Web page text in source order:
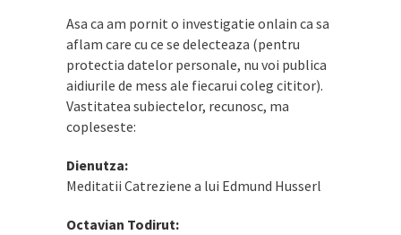
Asa ca am pornit o investigatie onlain ca sa
aflam care cu ce se delecteaza (pentru
protectia datelor personale, nu voi publica
aidiurile de mess ale fiecarui coleg cititor).
Vastitatea subiectelor, recunosc, ma
copleseste:
Dienutza:
Meditatii Catreziene a lui Edmund Husserl
Octavian Todirut: